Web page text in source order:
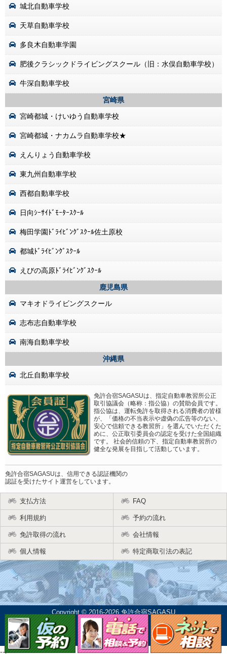
城北自動車学校
天草自動車学校
多良木自動車学園
肥後クラシックドライビングスクール（旧：水俣自動車学校）
牛深自動車学校
宮崎県
宮崎都城・けいゆう自動車学校
宮崎都城・ナカムラ自動車学校★
えんりょう自動車学校
東九州自動車学校
西都自動車学校
日向ｼｰｻｲﾄﾞﾓｰﾀｰｽｸｰﾙ
梅田学園ﾄﾞﾗｲﾋﾞﾝｸﾞｽｸｰﾙ佐土原校
都城ﾄﾞﾗｲﾋﾞﾝｸﾞｽｸｰﾙ
えびの高原ﾄﾞﾗｲﾋﾞﾝｸﾞｽｸｰﾙ
鹿児島県
マキオドライビングスクール
志布志自動車学校
南海自動車学校
沖縄県
北丘自動車学校
免許合宿SAGASUは、指定自動車教習所公正
取引協議会（略称：指公協）の賛助会員です。
指公協は、運転免許を取得される消費者の皆様
が、「価格の不当表示や虚偽の広告等のない、
安心で信頼できる教習所」を選んでいただくた
めに、公正取引委員会の認定を受けた全国組織
です。 社会的信頼の下、指定自動車教習所の
健全な発展を目指して活動しています。
免許合宿SAGASUは、信用できる認証機関の
認証を受けたサイト運営をしています。
支払方法 FAQ
利用規約 予約の流れ
免許取得の流れ 会社情報
個人情報 特定商取引法の表記
Copyright © 2016-2026 免許合宿SAGASU
-->